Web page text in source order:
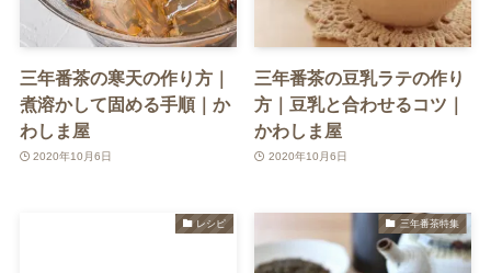
三年番茶の寒天の作り方｜
煮溶かして固める手順｜か
わしま屋
2020年10月6日
三年番茶の豆乳ラテの作り
方｜豆乳と合わせるコツ｜
かわしま屋
2020年10月6日
レシピ 三年番茶特集